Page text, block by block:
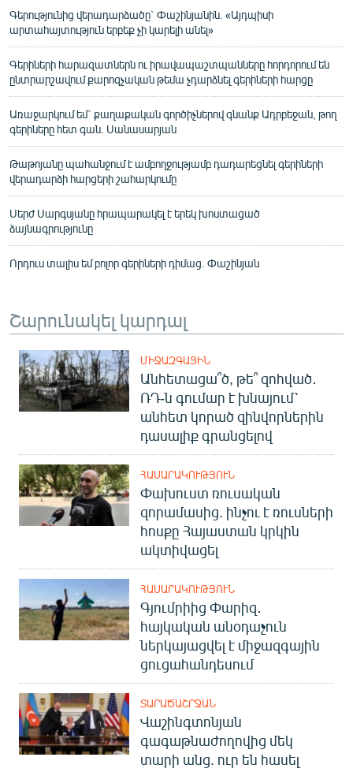
Գերությունից վերադարձածը` Փաշինյանին. «Այդպիսի
արտահայտություն երբեք չի կարելի անել»
Գերիների հարազատներն ու իրավապաշտպանները հորդորում են
ընտրարշավում քարոզչական թեմա չդարձնել գերիների հարցը
Առաջարկում եմ` քաղաքական գործիչներով գնանք Ադրբեջան, թող
գերիները հետ գան. Սանասարյան
Թաթոյանը պահանջում է ամբողջությամբ դադարեցնել գերիների
վերադարձի հարցերի շահարկումը
Սերժ Սարգսյանը հրապարակել է երեկ խոստացած
ձայնագրությունը
Որդուս տալիս եմ բոլոր գերիների դիմաց. Փաշինյան
Շարունակել կարդալ
ՄԻՋԱԶԳԱՅԻՆ
Անհետացա՞ծ, թե՞ զոհված․
ՌԴ-ն գումար է խնայում՝
անհետ կորած զինվորներին
դասալիք գրանցելով
ՀԱՍԱՐԱԿՈՒԹՅՈՒՆ
Փախուստ ռուսական
զորամասից. ինչու է ռուսների
հոսքը Հայաստան կրկին
ակտիվացել
ՀԱՍԱՐԱԿՈՒԹՅՈՒՆ
Գյումրիից Փարիզ․
հայկական անօդաչուն
ներկայացվել է միջազգային
ցուցահանդեսում
ՏԱՐԱԾԱՇՐՋԱՆ
Վաշինգտոնյան
գագաթնաժողովից մեկ
տարի անց. ուր են հասել